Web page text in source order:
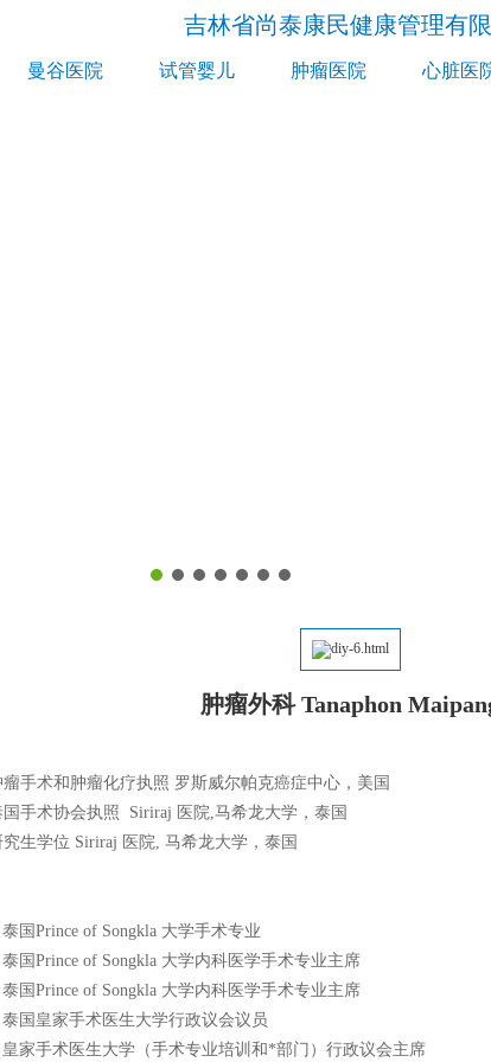
吉林省尚泰康民健康管理有
曼谷医院 试管婴儿 肿瘤医院 心脏医
肿瘤外科 Tanaphon
术和肿瘤化疗执照 罗斯威尔帕克癌症中心，美国
术协会执照 Siriraj 医院,马希龙大学，泰国
学位 Siriraj 医院, 马希龙大学，泰国
国Prince of Songkla 大学手术专业
国Prince of Songkla 大学内科医学手术专业主席
国Prince of Songkla 大学内科医学手术专业主席
国皇家手术医生大学行政议会议员
家手术医生大学（手术专业培训和*部门）行政议会主席